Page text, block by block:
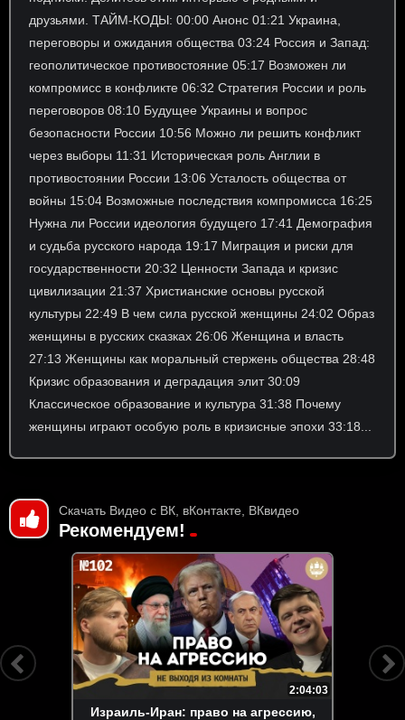
друзьями. ТАЙМ-КОДЫ: 00:00 Анонс 01:21 Украина,
переговоры и ожидания общества 03:24 Россия и Запад:
геополитическое противостояние 05:17 Возможен ли
компромисс в конфликте 06:32 Стратегия России и роль
переговоров 08:10 Будущее Украины и вопрос
безопасности России 10:56 Можно ли решить конфликт
через выборы 11:31 Историческая роль Англии в
противостоянии России 13:06 Усталость общества от
войны 15:04 Возможные последствия компромисса 16:25
Нужна ли России идеология будущего 17:41 Демография
и судьба русского народа 19:17 Миграция и риски для
государственности 20:32 Ценности Запада и кризис
цивилизации 21:37 Христианские основы русской
культуры 22:49 В чем сила русской женщины 24:02 Образ
женщины в русских сказках 26:06 Женщина и власть
27:13 Женщины как моральный стержень общества 28:48
Кризис образования и деградация элит 30:09
Классическое образование и культура 31:38 Почему
женщины играют особую роль в кризисные эпохи 33:18...
Скачать Видео с ВК, вКонтакте, ВКвидео
Рекомендуем!
2:04:03
Израиль-Иран: право на агрессию,